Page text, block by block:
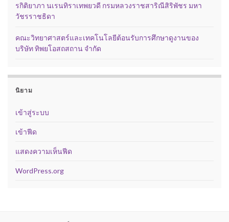
รกิติยาภา นเรนทิราเทพยวดี กรมหลวงราชสาริณีสิริพัชร มหา
วัชรราชธิดา
คณะวิทยาศาสตร์และเทคโนโลยีต้อนรับการศึกษาดูงานของ
บริษัท ทิพยโอสถสถาน จำกัด
นิยาม
เข้าสู่ระบบ
เข้าฟีด
แสดงความเห็นฟีด
WordPress.org